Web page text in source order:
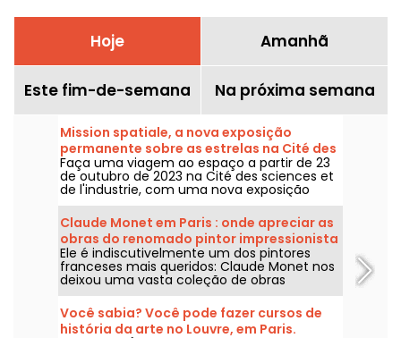
Hoje Amanhã
Este fim-de-semana Na próxima semana
Mission spatiale, a nova exposição
permanente sobre as estrelas na Cité des
sciences
Faça uma viagem ao espaço a partir de 23
de outubro de 2023 na Cité des sciences et
de l'industrie, com uma nova exposição
permanente sobre a conquista do espaço.
Claude Monet em Paris : onde apreciar as
obras do renomado pintor impressionista
na capital?
Ele é indiscutivelmente um dos pintores
franceses mais queridos: Claude Monet nos
deixou uma vasta coleção de obras
magníficas, algumas das quais podem ser
apreciadas nos museus de Paris. Venha
conosco nessa jornada!
Você sabia? Você pode fazer cursos de
história da arte no Louvre, em Paris.